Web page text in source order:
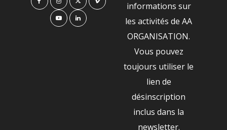
informations sur
les activités de AA
ORGANISATION.
Vous pouvez
toujours utiliser le
lien de
désinscription
inclus dans la
newsletter.